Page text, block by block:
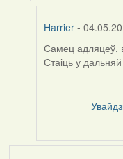
Harrier -
In
reply
Самец адляцеў,
Стаіць у